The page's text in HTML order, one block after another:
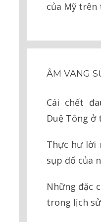
của Mỹ trên
ÂM VANG
Cái chết
Duệ Tông ở
Thực hư lời
sụp đổ của
Những đặc
trong lịch